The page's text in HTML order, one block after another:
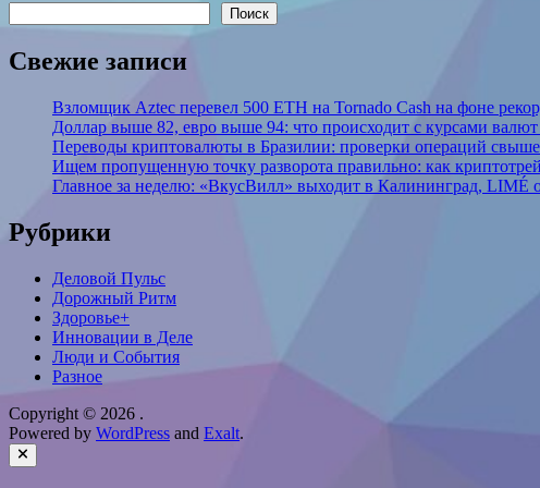
Поиск
Свежие записи
Взломщик Aztec перевел 500 ETH на Tornado Cash на фоне
Доллар выше 82, евро выше 94: что происходит с курсами
Переводы криптовалюты в Бразилии: проверки операций свыше
Ищем пропущенную точку разворота правильно: как
Главное за неделю: «ВкусВилл» выходит в Калининград, LIMÉ
Рубрики
Деловой Пульс
Дорожный Ритм
Здоровье+
Инновации в Деле
Люди и События
Разное
Copyright © 2026 .
Powered by WordPress and Exalt.
Close